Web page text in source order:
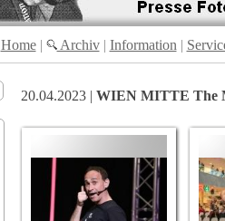
Home| Archiv| Information |
20.04.2023 | WIEN MITTE The